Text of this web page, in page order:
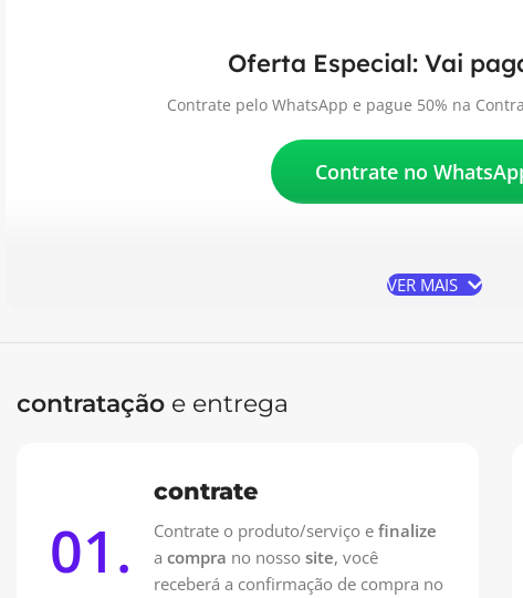
Oferta Especial: Vai
Contrate pelo WhatsApp e pague 50% na
Contrate no
VER MAIS
contratação e entrega
01.
contrate
Contrate o produto/serviço efinalize
acompra no nossosite, você
receberá a confirmação de compra no